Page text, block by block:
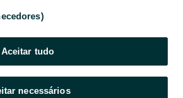
Aceitar tudo
necessários